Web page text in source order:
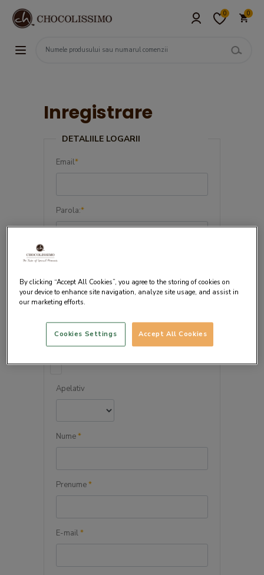
0 0
Inregistrare
DETALIILE LOGARII
Email*
Parola:*
Confirma parola:
DETALIILE PERSONALE
Apelativ
Nume*
Prenume*
E-mail*
By clicking “Accept All Cookies”, you agree to the storing of cookies on
your device to enhance site navigation, analyze site usage, and assist in
our marketing efforts.
Accept All Cookies
Cookies Settings